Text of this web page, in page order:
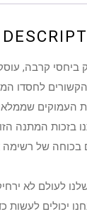
ביחסי קרבה,
לחסדו
העמוקים